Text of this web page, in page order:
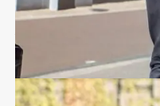
Stuur ons een mailtje
Bel mij terug
Bekijk printbare